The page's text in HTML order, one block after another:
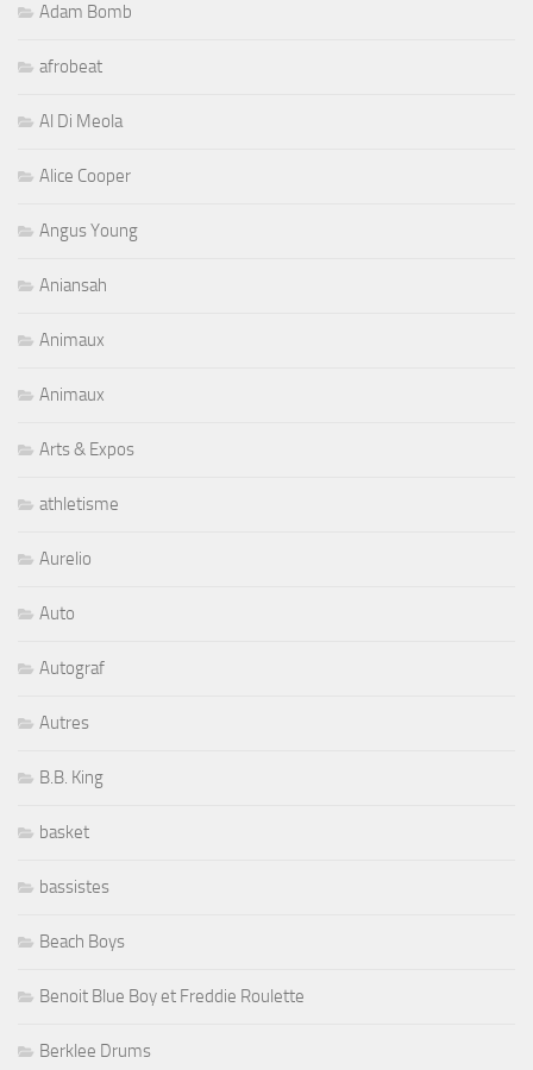
Adam Bomb
afrobeat
Al Di Meola
Alice Cooper
Angus Young
Aniansah
Animaux
Animaux
Arts & Expos
athletisme
Aurelio
Auto
Autograf
Autres
B.B. King
basket
bassistes
Beach Boys
Benoit Blue Boy et Freddie Roulette
Berklee Drums